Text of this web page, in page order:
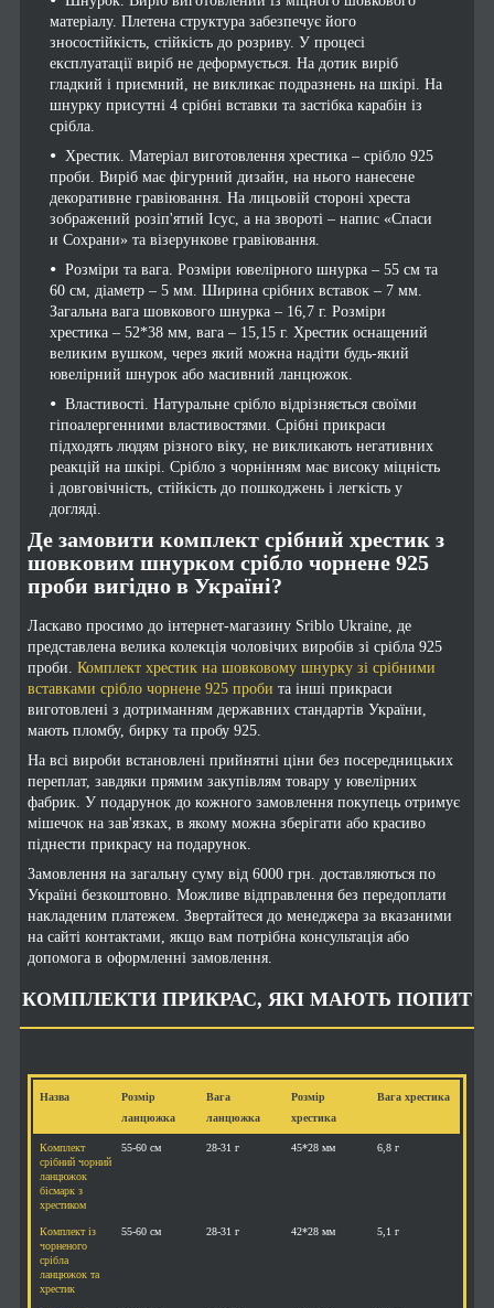
матеріалу. Плетена структура забезпечує його
зносостійкість, стійкість до розриву. У процесі
експлуатації виріб не деформується. На дотик виріб
гладкий і приємний, не викликає подразнень на шкірі. На
шнурку присутні 4 срібні вставки та застібка карабін із
срібла.
Хрестик. Матеріал виготовлення хрестика – срібло 925
проби. Виріб має фігурний дизайн, на нього нанесене
декоративне гравіювання. На лицьовій стороні хреста
зображений розіп'ятий Ісус, а на звороті – напис «Спаси
и Сохрани» та візерункове гравіювання.
Розміри та вага. Розміри ювелірного шнурка – 55 см та
60 см, діаметр – 5 мм. Ширина срібних вставок – 7 мм.
Загальна вага шовкового шнурка – 16,7 г. Розміри
хрестика – 52*38 мм, вага – 15,15 г. Хрестик оснащений
великим вушком, через який можна надіти будь-який
ювелірний шнурок або масивний ланцюжок.
Властивості. Натуральне срібло відрізняється своїми
гіпоалергенними властивостями. Срібні прикраси
підходять людям різного віку, не викликають негативних
реакцій на шкірі. Срібло з чорнінням має високу міцність
і довговічність, стійкість до пошкоджень і легкість у
догляді.
Де замовити комплект срібний хрестик з
шовковим шнурком срібло чорнене 925
проби вигідно в Україні?
Ласкаво просимо до інтернет-магазину Sriblo Ukraine, де
представлена велика колекція чоловічих виробів зі срібла 925
проби. Комплект хрестик на шовковому шнурку зі срібними
вставками срібло чорнене 925 проби та інші прикраси
виготовлені з дотриманням державних стандартів України,
мають пломбу, бирку та пробу 925.
На всі вироби встановлені прийнятні ціни без посередницьких
переплат, завдяки прямим закупівлям товару у ювелірних
фабрик. У подарунок до кожного замовлення покупець отримує
мішечок на зав'язках, в якому можна зберігати або красиво
піднести прикрасу на подарунок.
Замовлення на загальну суму від 6000 грн. доставляються по
Україні безкоштовно. Можливе відправлення без передоплати
накладеним платежем. Звертайтеся до менеджера за вказаними
на сайті контактами, якщо вам потрібна консультація або
допомога в оформленні замовлення.
КОМПЛЕКТИ ПРИКРАС, ЯКІ МАЮТЬ ПОПИТ
Назва
Розмір
ланцюжка
Вага
ланцюжка
Розмір
хрестика
Вага хрестика
Комплект
срібний чорний
ланцюжок
бісмарк з
хрестиком
55-60 см 28-31 г 45*28 мм 6,8 г
Комплект із
чорненого
срібла
ланцюжок та
хрестик
55-60 см 28-31 г 42*28 мм 5,1 г